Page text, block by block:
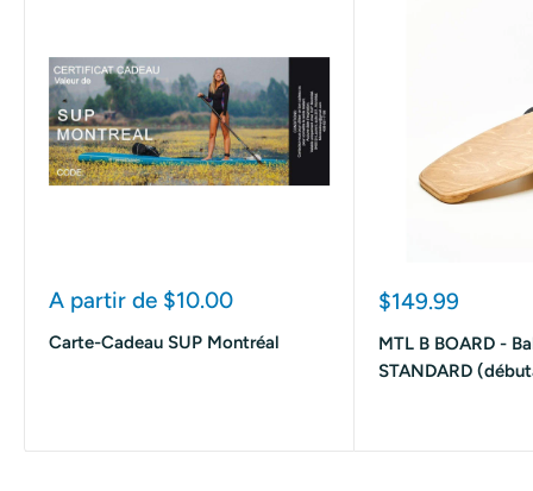
Prix
réduit
A partir de $10.00
Carte-Cadeau SUP Montréal
Prix
$149.99
MTL B BOARD -
STANDARD